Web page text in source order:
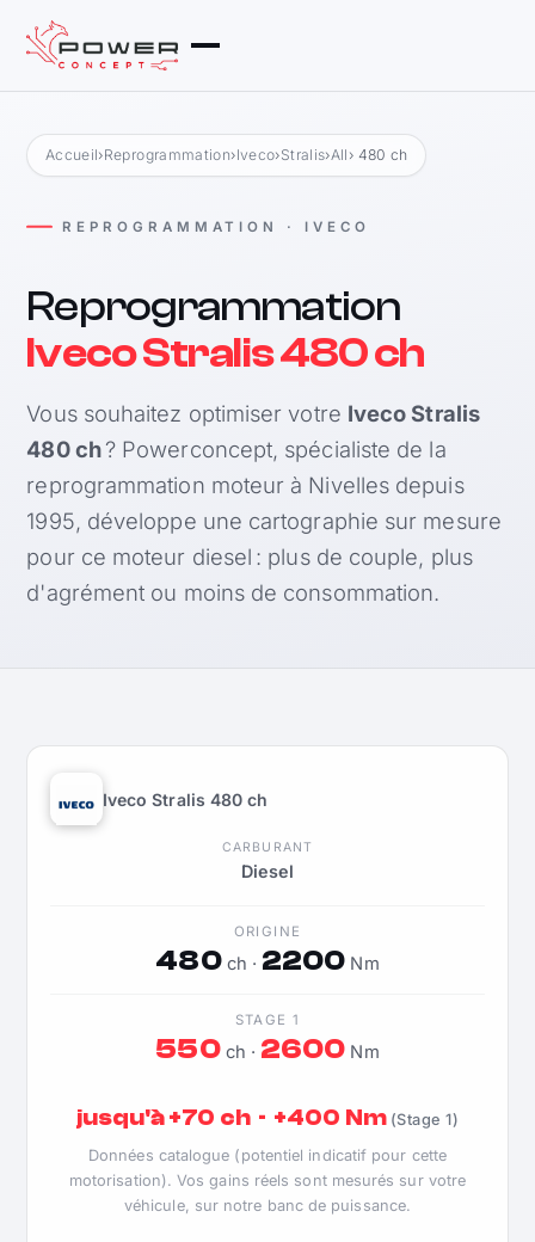
Accueil›Reprogrammation›Iveco›Stralis›All › 480 ch
REPROGRAMMATION · IVECO
Reprogrammation
Iveco Stralis 480 ch
Vous souhaitez optimiser votre Iveco Stralis
480 ch? Powerconcept, spécialiste de la
reprogrammation moteur à Nivelles depuis
1995, développe une cartographie sur mesure
pour ce moteur diesel : plus de couple, plus
d'agrément ou moins de consommation.
Iveco Stralis 480 ch
CARBURANT
Diesel
ORIGINE
480ch · 2200 Nm
STAGE 1
550ch · 2600 Nm
jusqu'à +70 ch · +400 Nm (Stage 1)
Données catalogue (potentiel indicatif pour cette
motorisation). Vos gains réels sont mesurés sur votre
véhicule, sur notre banc de puissance.